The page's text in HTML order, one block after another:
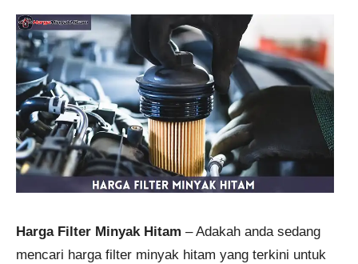
Harga Filter Minyak Hitam – Adakah anda sedang
mencari harga filter minyak hitam yang terkini untuk